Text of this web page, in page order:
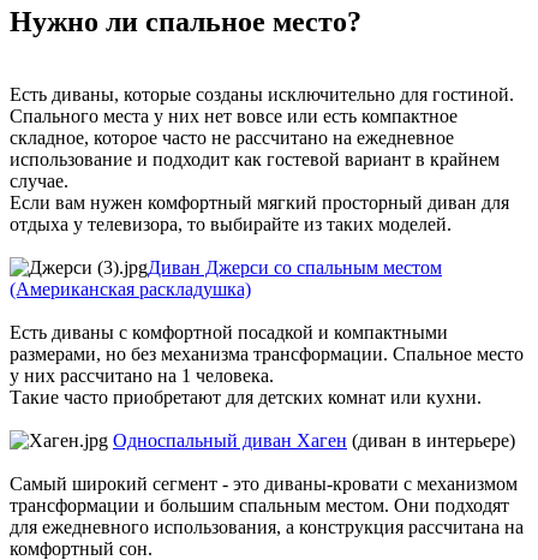
Нужно ли спальное место?
Есть диваны, которые созданы исключительно для гостиной.
Спального места у них нет вовсе или есть компактное
складное, которое часто не рассчитано на ежедневное
использование и подходит как гостевой вариант в крайнем
случае.
Если вам нужен комфортный мягкий просторный диван для
отдыха у телевизора, то выбирайте из таких моделей.
Диван Джерси со спальным местом
(Американская раскладушка)
Есть диваны с комфортной посадкой и компактными
размерами, но без механизма трансформации. Спальное место
у них рассчитано на 1 человека.
Такие часто приобретают для детских комнат или кухни.
Односпальный диван Хаген (диван в интерьере)
Самый широкий сегмент - это диваны-кровати с механизмом
трансформации и большим спальным местом. Они подходят
для ежедневного использования, а конструкция рассчитана на
комфортный сон.